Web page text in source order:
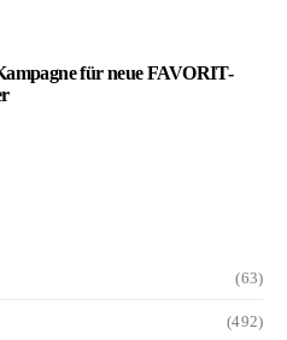
für neue FAVORIT-
(63)
(492)